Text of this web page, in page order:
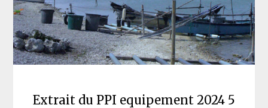
Extrait du PPI equipement 2024 5